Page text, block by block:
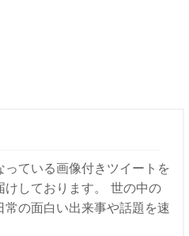
ている画像付きツイートを
しております。 世の中の
の面白い出来事や話題を速